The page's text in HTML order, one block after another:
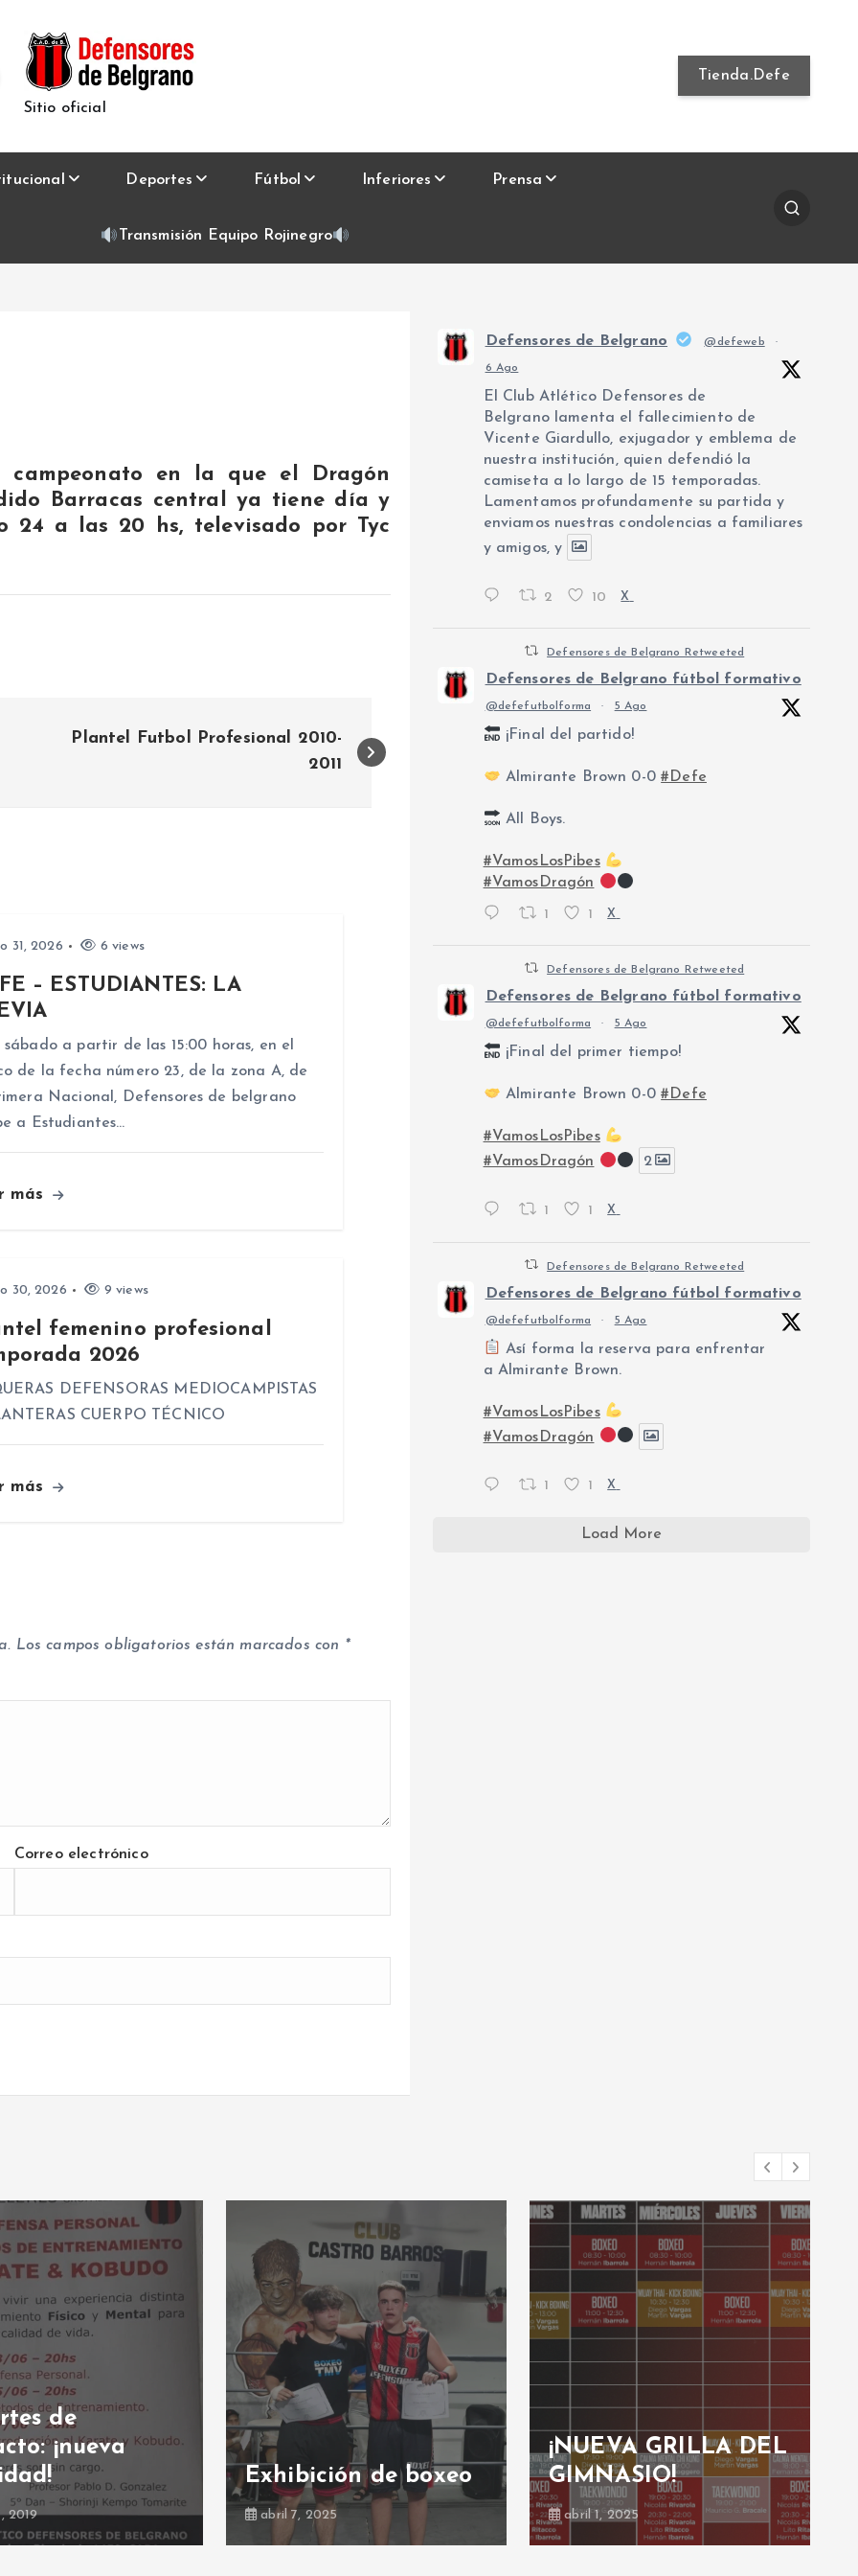
Sitio oficial
Tienda.Defe
Deportes Fútbol Inferiores Prensa
Transmisión Equipo Rojinegro
en la que el Dragón
Barracas central ya tiene día y
24 a las 20 hs, televisado por Tyc
Plantel Futbol Profesional 2010-
2011
31, 2026 6 views
– ESTUDIANTES: LA
sábado a partir de las 15:00 horas, en el
de la fecha número 23, de la zona A, de
Nacional, Defensores de belgrano
a Estudiantes…
más
30, 2026 9 views
femenino profesional
2026
DEFENSORAS MEDIOCAMPISTAS
CUERPO TÉCNICO
más
Los campos obligatorios están marcados con *
Correo electrónico
Defensores de Belgrano @defeweb ·
6 Ago
El Club Atlético Defensores de
Belgrano lamenta el fallecimiento de
Vicente Giardullo, exjugador y emblema de
nuestra institución, quien defendió la
camiseta a lo largo de 15 temporadas.
Lamentamos profundamente su partida y
enviamos nuestras condolencias a familiares
y amigos, y
2 10 X
Defensores de Belgrano Retweeted
Defensores de Belgrano fútbol formativo
@defefutbolforma · 5 Ago
¡Final del partido!
Almirante Brown 0-0#Defe
All Boys.
#VamosLosPibes
#VamosDragón
1 1 X
Defensores de Belgrano Retweeted
Defensores de Belgrano fútbol formativo
@defefutbolforma · 5 Ago
¡Final del primer tiempo!
Almirante Brown 0-0#Defe
#VamosLosPibes
#VamosDragón
2
1 1 X
Defensores de Belgrano Retweeted
Defensores de Belgrano fútbol formativo
@defefutbolforma · 5 Ago
Así forma la reserva para enfrentar
a Almirante Brown.
#VamosLosPibes
#VamosDragón
1 1 X
Load More
de
¡nueva
2019
Exhibición de boxeo
abril 7, 2025
¡NUEVA GRILLA DEL
GIMNASIO!
abril 1, 2025